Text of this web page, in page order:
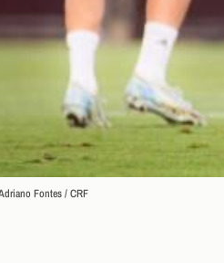
Fontes / CRF